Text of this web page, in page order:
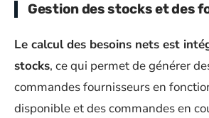
Gestion des stocks et des
Le calcul des besoins nets est
stocks, ce qui permet de générer
commandes fournisseurs en
disponible et des commandes en